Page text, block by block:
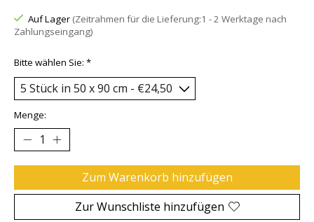
Auf Lager (Zeitrahmen für die Lieferung:1 - 2 Werktage nach
Zahlungseingang)
Bitte wählen Sie: *
Menge:
Zum Warenkorb hinzufügen
Zur Wunschliste hinzufügen